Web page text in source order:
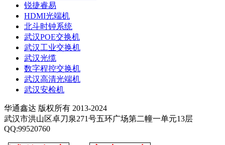
锐捷睿易
HDMI光端机
北斗时钟系统
武汉POE交换机
武汉工业交换机
武汉光缆
数字程控交换机
武汉高清光端机
武汉安检机
华通鑫达 版权所有 2013-2024
武汉市洪山区卓刀泉271号五环广场第二幢一单元13层
QQ:99520760